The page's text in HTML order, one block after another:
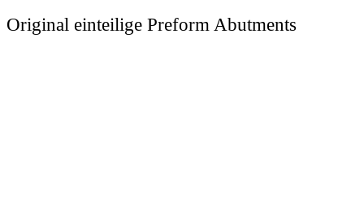
Original einteilige Preform Abutments